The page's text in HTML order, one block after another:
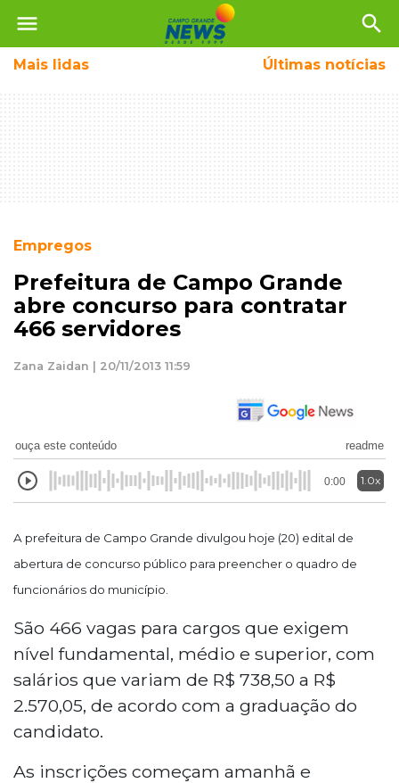
menu search
Mais lidas Últimas notícias
Empregos
Prefeitura de Campo Grande
abre concurso para contratar
466 servidores
Zana Zaidan | 20/11/2013 11:59
ouça este conteúdo readme
0:00 1.0x
A prefeitura de Campo Grande divulgou hoje (20) edital de
abertura de concurso público para preencher o quadro de
funcionários do município.
São 466 vagas para cargos que exigem
nível fundamental, médio e superior, com
salários que variam de R$ 738,50 a R$
2.570,05, de acordo com a graduação do
candidato.
As inscrições começam amanhã e